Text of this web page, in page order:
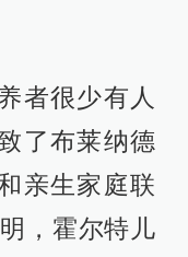
者很少有人
了布莱纳德
亲生家庭联
，霍尔特儿